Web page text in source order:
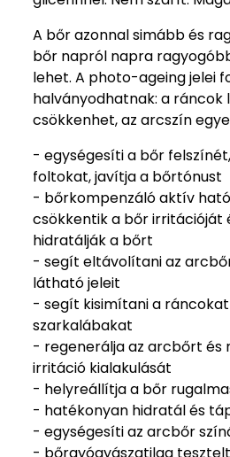
A bőr azonnal simább és
bőr napról napra
lehet. A photo-ageing jelei
halványodhatnak: a ráncok
csökkenhet, az arcszín
- egységesíti a bőr
foltokat, javítja a bőrtónust
- bőrkompenzáló aktív
csökkentik a bőr irritációját
hidratálják a bőrt
- segít eltávolítani az
látható jeleit
- segít kisimítani a
szarkalábakat
- regenerálja az arcbőrt és
irritáció kialakulását
- helyreállítja a bőr
- hatékonyan hidratál és
- egységesíti az arcbőr